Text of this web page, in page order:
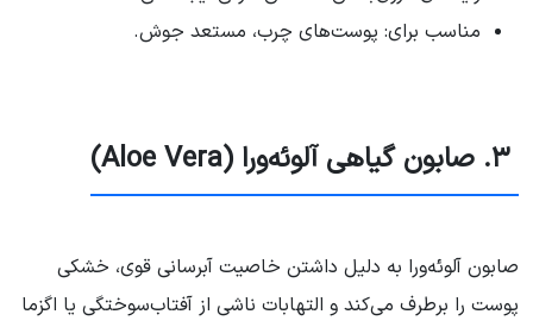
مناسب برای: پوست‌های چرب، مستعد جوش.
صابون آلوئه‌ورا به دلیل داشتن خاصیت آبرسانی قوی، خشکی
پوست را برطرف می‌کند و التهابات ناشی از آفتاب‌سوختگی یا اگزما